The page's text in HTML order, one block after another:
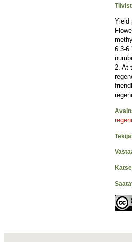
Yield
6.3-
2. At